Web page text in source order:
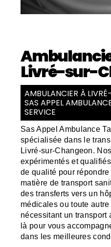
Livré-sur-
AMBULANCIER À
SAS APPEL
SERVICE
Sas Appel Ambulance
spécialisée dans le
Livré-sur-Changeon.
expérimentés et
de qualité pour
matière de transport
des transferts vers un
médicales ou toute
nécessitant un transport
là pour vous
dans les meilleures